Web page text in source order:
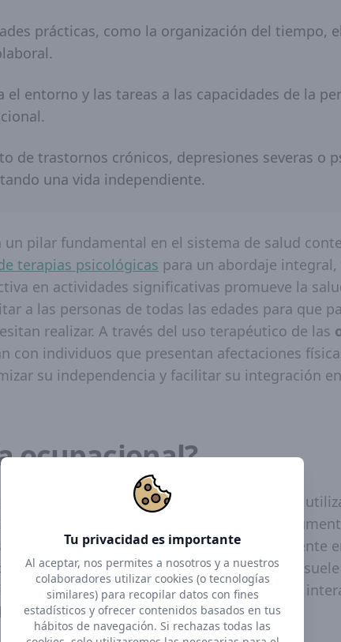
Tu privacidad es importante
Al aceptar, nos permites a nosotros y a nuestros
colaboradores utilizar cookies (o tecnologías
similares) para recopilar datos con fines
estadísticos y ofrecer contenidos basados en tus
hábitos de navegación. Si rechazas todas las
prácticas, como la organización del tiempo,
el entorno y las tareas a las capacidades de la
de trastornos crónicos, depresiones severas o
una vida independiente.
pilar fundamental en el sistema de salud
terapias psicológicas para un abordaje
en actividades significativas promueve la
a las personas de todas las edades para que
realizar. A través del uso terapéutico de las
con individuos que presentan afectaciones
su independencia y facilitar su integración
ocupacional?
una disciplina de la salud orientada a la
la
,
que pueden centrarse exclusivamente
de un conflicto psíquico, proceso que
holística. Esto significa que considera la